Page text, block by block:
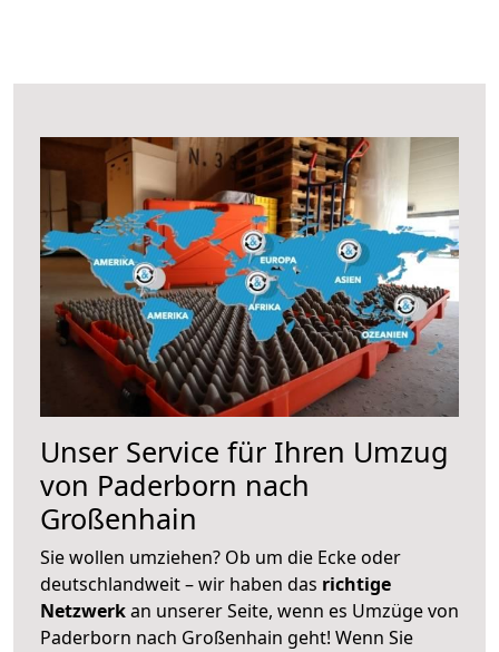
Unser Service für Ihren Umzug
von Paderborn nach
Großenhain
Sie wollen umziehen? Ob um die Ecke oder
deutschlandweit – wir haben das richtige
Netzwerkan unserer Seite, wenn es Umzüge von
Paderborn nach Großenhain geht! Wenn Sie